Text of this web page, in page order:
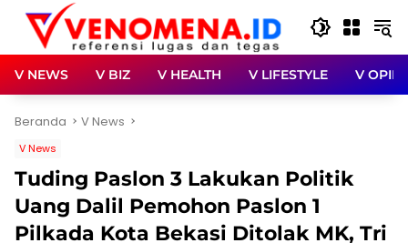
Langsung
konten
V NEWS V BIZ V HEALTH V LIFESTYLE V OPINI
Beranda V News
V News
Tuding Paslon 3 Lakukan Politik
Uang Dalil Pemohon Paslon 1
Pilkada Kota Bekasi Ditolak MK, Tri